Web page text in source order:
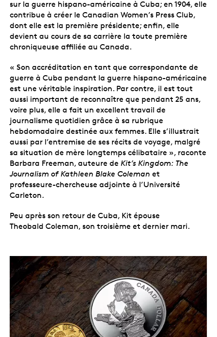
sur la guerre hispano-américaine à Cuba; en 1904, elle
contribue à créer le Canadian Women’s Press Club,
dont elle est la première présidente; enfin, elle
devient au cours de sa carrière la toute première
chroniqueuse affiliée au Canada.
« Son accréditation en tant que correspondante de
guerre à Cuba pendant la guerre hispano-américaine
est une véritable inspiration. Par contre, il est tout
aussi important de reconnaître que pendant 25 ans,
voire plus, elle a fait un excellent travail de
journalisme quotidien grâce à sa rubrique
hebdomadaire destinée aux femmes. Elle s’illustrait
aussi par l’entremise de ses récits de voyage, malgré
sa situation de mère longtemps célibataire », raconte
Barbara Freeman, auteure de Kit’s Kingdom: The
Journalism of Kathleen Blake Coleman et
professeure-chercheuse adjointe à l’Université
Carleton.
Peu après son retour de Cuba, Kit épouse
Theobald Coleman, son troisième et dernier mari.